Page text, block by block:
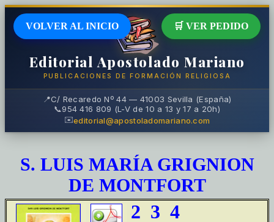
Editorial Apostolado Mariano
PUBLICACIONES DE FORMACIÓN RELIGIOSA
📍C/ Recaredo Nº 44 — 41003 Sevilla (España)
📞954 416 809 (L-V de 10 a 13 y 17 a 20h)
✉️editorial@apostoladomariano.com
VOLVER AL INICIO 🛒 VER PEDIDO
S. LUIS MARÍA GRIGNION
DE MONTFORT
2 3 4